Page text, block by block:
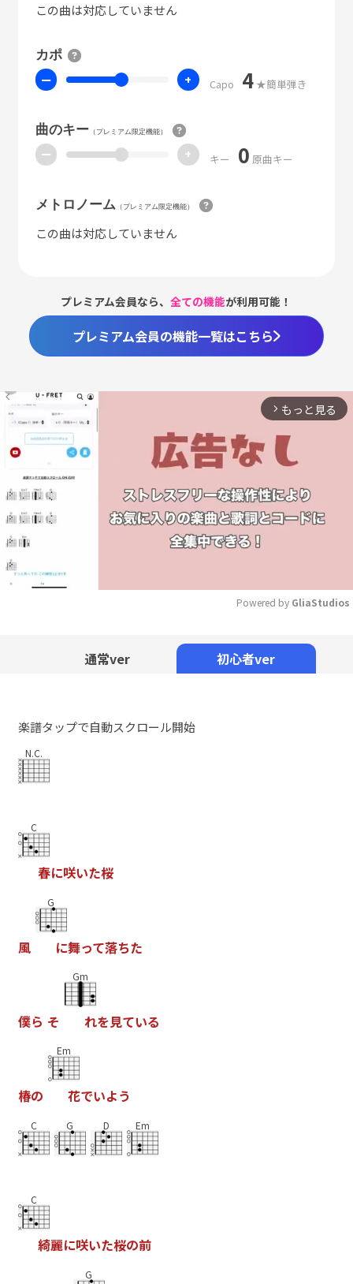
この曲は対応していません
カポ
ー + Capo 4 ★簡単弾き
曲のキー（プレミアム限定機能）
ー + キー 0 原曲キー
メトロノーム （プレミアム限定機能）
この曲は対応していません
プレミアム会員なら、全ての機能が利用可能！
プレミアム会員の機能一覧はこちら
arrow_forward_ios もっと見る
Powered by GliaStudios
通常ver 初心者ver
楽譜タップで自動スクロール開始
N.C.
C
春に咲いた桜
風
G
に舞って落ちた
僕ら そ
Gm
れを見ている
椿の
Em
花でいよう
C G D Em
C
綺麗に咲いた桜の前
G